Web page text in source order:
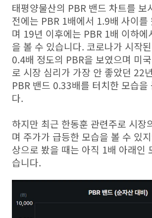
태평양물산의 PBR 밴드 차트를 보
전에는 PBR 1배에서 1.9배 사이를
며 19년 이후에는 PBR 1배 이하에
을 볼 수 있습니다. 코로나가 시작
0.4배 정도의 PBR을 보였으며 미
로 시장 심리가 가장 안 좋았던 22
PBR 밴드 0.33배를 터치한 모습을
다.
하지만 최근 한동훈 관련주로 시장
며 주가가 급등한 모습을 볼 수 있
상으로 봤을 때는 아직 1배 아래인
습니다.